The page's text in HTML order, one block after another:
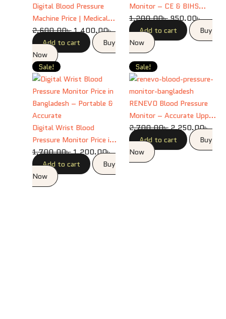
Digital Blood Pressure
Machine Price | Medical
Sphygmomanometer Arm
BP Monitor
2,600.00৳1,400.00৳
Add to cart
Buy
Now
Monitor – CE & BIHS
Approved
1,200.00৳950.00৳
Add to cart
Buy
Now
Sale!
Digital Wrist Blood
Pressure Monitor Price in
Bangladesh – Portable &
Accurate
1,700.00৳
price
was:
1,700.00৳ .
1,200.00৳
Current
is:
1,200.00৳ .
Add to cart
Buy
Now
Sale!
RENEVO Blood Pressure
Monitor – Accurate Upper
Arm Blood Pressure
Machine in Bangladesh
2,700.00৳
price
was:
2,700.00৳ .
2,250.00৳
price
Add to cart
Buy
Now